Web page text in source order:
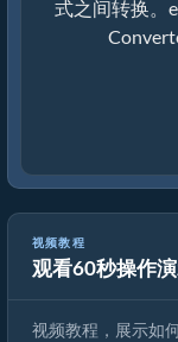
式之间转换。
视频教程
观看60秒操作
如何使用ezyZip转
视频教程，展示如